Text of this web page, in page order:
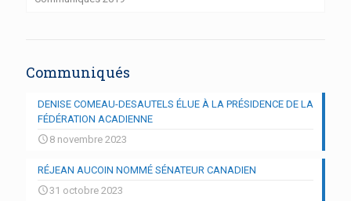
Communiqués
DENISE COMEAU-DESAUTELS ÉLUE À LA PRÉSIDENCE DE LA
FÉDÉRATION ACADIENNE
8 novembre 2023
RÉJEAN AUCOIN NOMMÉ SÉNATEUR CANADIEN
31 octobre 2023